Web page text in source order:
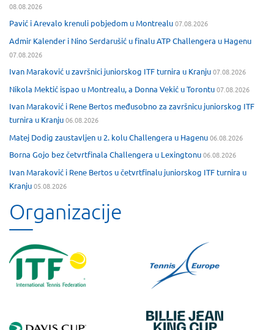
08.08.2026
Pavić i Arevalo krenuli pobjedom u Montrealu07.08.2026
Admir Kalender i Nino Serdarušić u finalu ATP Challengera u Hagenu
07.08.2026
Ivan Maraković u završnici juniorskog ITF turnira u Kranju07.08.2026
Nikola Mektić ispao u Montrealu, a Donna Vekić u Torontu07.08.2026
Ivan Maraković i Rene Bertos međusobno za završnicu juniorskog ITF
turnira u Kranju06.08.2026
Matej Dodig zaustavljen u 2. kolu Challengera u Hagenu06.08.2026
Borna Gojo bez četvrtfinala Challengera u Lexingtonu06.08.2026
Ivan Maraković i Rene Bertos u četvrtfinalu juniorskog ITF turnira u
Kranju05.08.2026
Organizacije